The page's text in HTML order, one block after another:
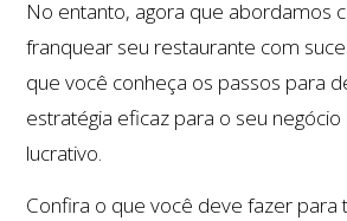
No entanto, agora que abordamos
franquear seu restaurante com
que você conheça os passos para
estratégia eficaz para o seu
lucrativo.
Confira o que você deve fazer para